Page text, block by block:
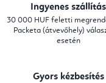
Ingyenes szállítás
30 000 HUF feletti
Packeta (átvevőhely)
esetén
Gyors kézbesítés